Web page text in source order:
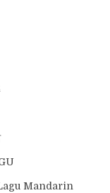
Mandarin